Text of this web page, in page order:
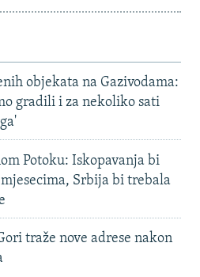
objekata na Gazivodama:
gradili i za nekoliko sati
Potoku: Iskopavanja bi
Srbija bi trebala
traže nove adrese nakon